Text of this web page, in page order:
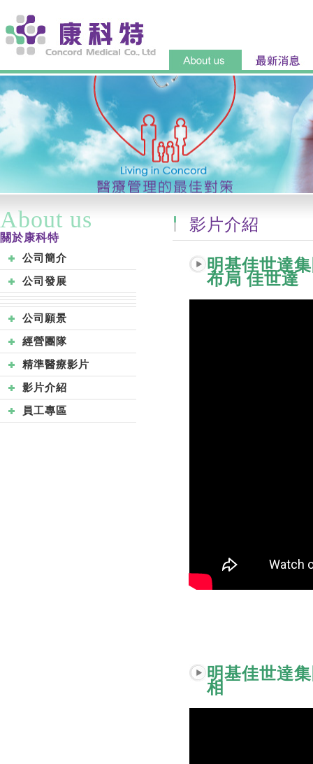
About us
關於康科特
公司簡介
公司發展
公司願景
經營團隊
精準醫療影片
影片介紹
員工專區
影片介紹
明基佳世達
布局 佳世達
明基佳世達
相